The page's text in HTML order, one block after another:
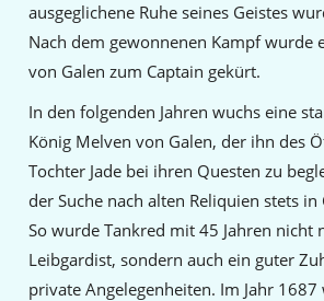
ausgeglichene Ruhe seines Geistes
Nach dem gewonnenen Kampf wurde
von Galen zum Captain gekürt.
In den folgenden Jahren wuchs eine
König Melven von Galen, der ihn des
Tochter Jade bei ihren Questen zu
der Suche nach alten Reliquien stets
So wurde Tankred mit 45 Jahren nicht
Leibgardist, sondern auch ein guter
private Angelegenheiten. Im Jahr 1687